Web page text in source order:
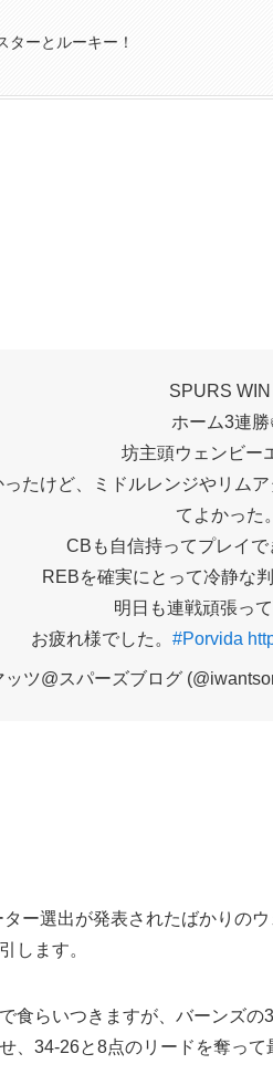
ターとルーキー！
SPURS WIN
ホーム3連勝
坊主頭ウェンビー
たけど、ミドルレンジやリム
てよかった。
CBも自信持ってプレイで
REBを確実にとって冷静な
明日も連戦頑張って
お疲れ様でした。 #Porvida
ツ@スパーズブログ
ー選出が発表されたばかりの
します。
食らいつきますが、バーンズ
、34-26と8点のリードを奪って